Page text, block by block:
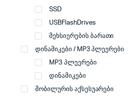
SSD
USBFlashDrives
მეხსიერების ბარათი
დინამიკები / MP3 პლეერები
MP3 პლეერები
დინამიკები
მობილურის აქსესუარები